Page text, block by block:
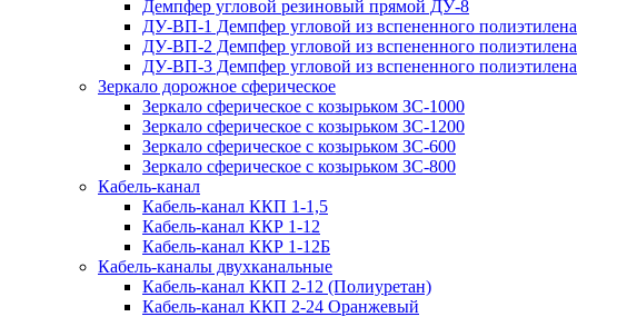
Демпфер угловой резиновый прямой ДУ-8
ДУ-ВП-1 Демпфер угловой из вспененного полиэтилена
ДУ-ВП-2 Демпфер угловой из вспененного полиэтилена
ДУ-ВП-3 Демпфер угловой из вспененного полиэтилена
Зеркало дорожное сферическое
Зеркало сферическое с козырьком ЗС-1000
Зеркало сферическое с козырьком ЗС-1200
Зеркало сферическое с козырьком ЗС-600
Зеркало сферическое с козырьком ЗС-800
Кабель-канал
Кабель-канал ККП 1-1,5
Кабель-канал ККР 1-12
Кабель-канал ККР 1-12Б
Кабель-каналы двухканальные
Кабель-канал ККП 2-12 (Полиуретан)
Кабель-канал ККП 2-24 Оранжевый